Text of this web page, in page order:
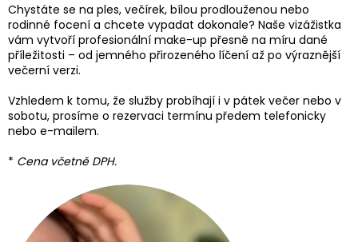
Chystáte se na ples, večírek, bílou prodlouženou nebo
rodinné focení a chcete vypadat dokonale? Naše vizážistka
vám vytvoří profesionální make-up přesně na míru dané
příležitosti – od jemného přirozeného líčení až po výraznější
večerní verzi.
Vzhledem k tomu, že služby probíhají i v pátek večer nebo v
sobotu, prosíme o rezervaci termínu předem telefonicky
nebo e-mailem.
* Cena včetně DPH.